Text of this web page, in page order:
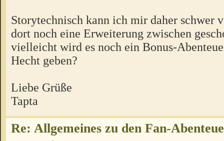
Storytechnisch kann ich mir daher schwer
dort noch eine Erweiterung zwischen
vielleicht wird es noch ein Bonus-
Hecht geben?
Liebe Grüße
Tapta
Re: Allgemeines zu den Fan-